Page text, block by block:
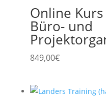
Online
Büro- und
849,00€